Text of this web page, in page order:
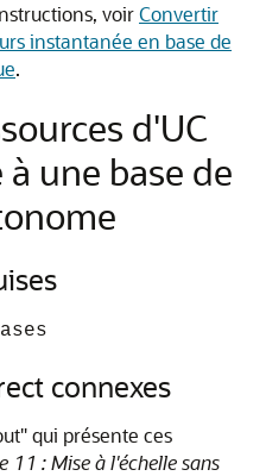
voirConvertir
instantanée en base de
.
d'UC
une base de
connexes
qui présente ces
11 : Mise à l'échelle sans